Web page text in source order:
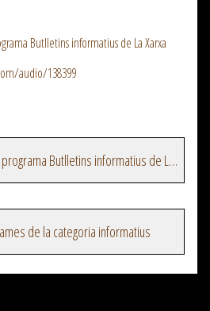
Butlletins informatius de La Xarxa
audio/138399
Veure més episodis del programa Butlletins informatius de La Xarxa
de la categoria informatius